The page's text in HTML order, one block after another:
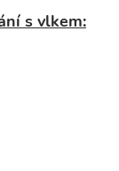
s vlkem: